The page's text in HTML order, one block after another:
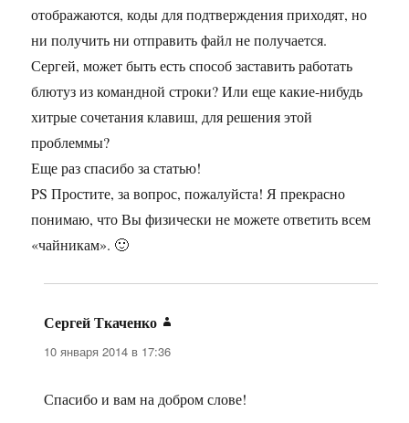
отображаются, коды для подтверждения приходят, но
ни получить ни отправить файл не получается.
Сергей, может быть есть способ заставить работать
блютуз из командной строки? Или еще какие-нибудь
хитрые сочетания клавиш, для решения этой
проблеммы?
Еще раз спасибо за статью!
PS Простите, за вопрос, пожалуйста! Я прекрасно
понимаю, что Вы физически не можете ответить всем
«чайникам». 🙂
Сергей Ткаченко
10 января 2014 в 17:36
Спасибо и вам на добром слове!